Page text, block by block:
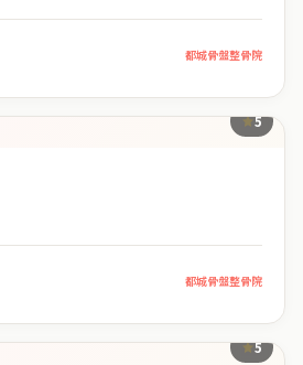
都城骨盤整骨院
5
都城骨盤整骨院
5